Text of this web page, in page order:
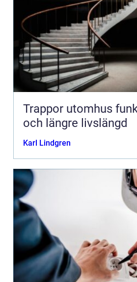
Trappor utomhus funktion, form
och längre livslängd
Karl Lindgren